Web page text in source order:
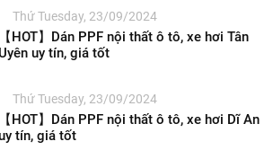
Thứ Tuesday, 23/09/2024
【HOT】Dán PPF nội thất ô tô, xe hơi Tân
Uyên uy tín, giá tốt
Thứ Tuesday, 23/09/2024
【HOT】Dán PPF nội thất ô tô, xe hơi Dĩ An
tín, giá tốt